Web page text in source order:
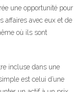
une opportunité pour
affaires avec eux et de
où ils sont
incluse dans une
est celui d’une